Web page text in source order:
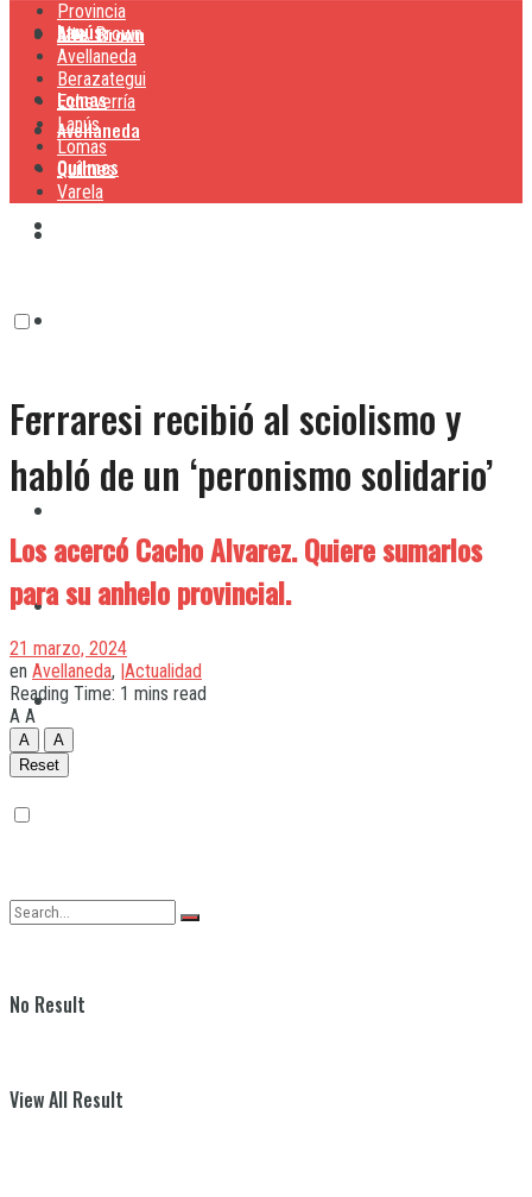
Lanús
Lomas
Quilmes
Alte. Brown
Avellaneda
Lanús
Quilmes
Varela
No Result
View All Result
Provincia
Alte. Brown
Avellaneda
Berazategui
Echeverría
Lanús
Lomas
Quilmes
Varela
Ferraresi recibió al sciolismo y
habló de un ‘peronismo solidario’
Los acercó Cacho Alvarez. Quiere sumarlos
para su anhelo provincial.
21 marzo, 2024
en Avellaneda, |Actualidad
Reading Time: 1 mins read
A A
A
A
Reset